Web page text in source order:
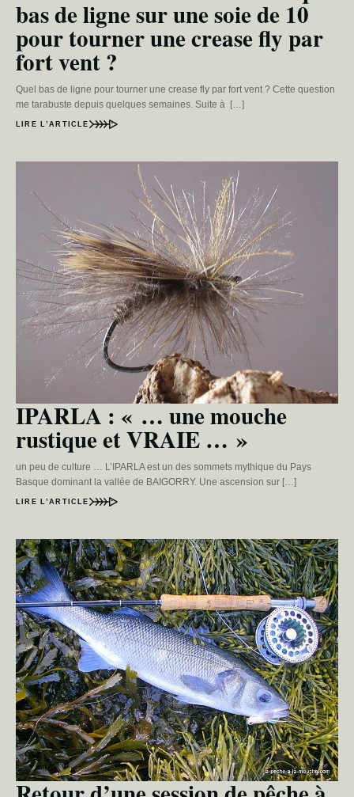
bas de ligne sur une soie de 10
pour tourner une crease fly par
fort vent ?
Quel bas de ligne pour tourner une crease fly par fort vent ? Cette question
me tarabuste depuis quelques semaines. Suite à […]
LIRE L’ARTICLE
IPARLA : « … une mouche
rustique et VRAIE … »
un peu de culture … L’IPARLA est un des sommets mythique du Pays
Basque dominant la vallée de BAIGORRY. Une ascension sur […]
LIRE L’ARTICLE